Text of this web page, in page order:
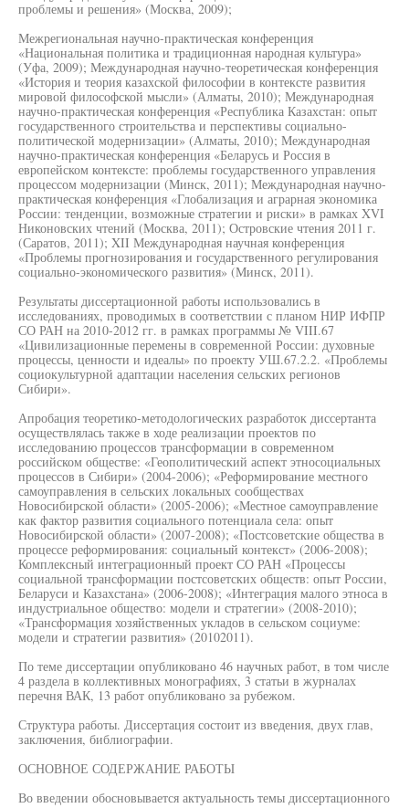
проблемы и решения» (Москва, 2009);
Межрегиональная научно-практическая конференция
«Национальная политика и традиционная народная культура»
(Уфа, 2009); Международная научно-теоретическая конференция
«История и теория казахской философии в контексте развития
мировой философской мысли» (Алматы, 2010); Международная
научно-практическая конференция «Республика Казахстан: опыт
государственного строительства и перспективы социально-
политической модернизации» (Алматы, 2010); Международная
научно-практическая конференция «Беларусь и Россия в
европейском контексте: проблемы государственного управления
процессом модернизации (Минск, 2011); Международная научно-
практическая конференция «Глобализация и аграрная экономика
России: тенденции, возможные стратегии и риски» в рамках XVI
Никоновских чтений (Москва, 2011); Островские чтения 2011 г.
(Саратов, 2011); XII Международная научная конференция
«Проблемы прогнозирования и государственного регулирования
социально-экономического развития» (Минск, 2011).
Результаты диссертационной работы использовались в
исследованиях, проводимых в соответствии с планом НИР ИФПР
СО РАН на 2010-2012 гг. в рамках программы № VIII.67
«Цивилизационные перемены в современной России: духовные
процессы, ценности и идеалы» по проекту УШ.67.2.2. «Проблемы
социокультурной адаптации населения сельских регионов
Сибири».
Апробация теоретико-методологических разработок диссертанта
осуществлялась также в ходе реализации проектов по
исследованию процессов трансформации в современном
российском обществе: «Геополитический аспект этносоциальных
процессов в Сибири» (2004-2006); «Реформирование местного
самоуправления в сельских локальных сообществах
Новосибирской области» (2005-2006); «Местное самоуправление
как фактор развития социального потенциала села: опыт
Новосибирской области» (2007-2008); «Постсоветские общества в
процессе реформирования: социальный контекст» (2006-2008);
Комплексный интеграционный проект СО РАН «Процессы
социальной трансформации постсоветских обществ: опыт России,
Беларуси и Казахстана» (2006-2008); «Интеграция малого этноса в
индустриальное общество: модели и стратегии» (2008-2010);
«Трансформация хозяйственных укладов в сельском социуме:
модели и стратегии развития» (20102011).
По теме диссертации опубликовано 46 научных работ, в том числе
4 раздела в коллективных монографиях, 3 статьи в журналах
перечня ВАК, 13 работ опубликовано за рубежом.
Структура работы. Диссертация состоит из введения, двух глав,
заключения, библиографии.
ОСНОВНОЕ СОДЕРЖАНИЕ РАБОТЫ
Во введении обосновывается актуальность темы диссертационного